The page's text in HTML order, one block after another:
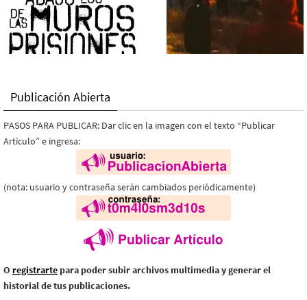
Publicación Abierta
PASOS PARA PUBLICAR: Dar clic en la imagen con el texto “Publicar
Artículo” e ingresa:
(nota: usuario y contraseña serán cambiados periódicamente)
O registrarte para poder subir archivos multimedia y generar el
historial de tus publicaciones.